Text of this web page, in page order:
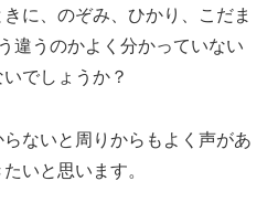
に、のぞみ、ひかり、こだま
違うのかよく分かっていない
でしょうか？
ないと周りからもよく声があ
いと思います。